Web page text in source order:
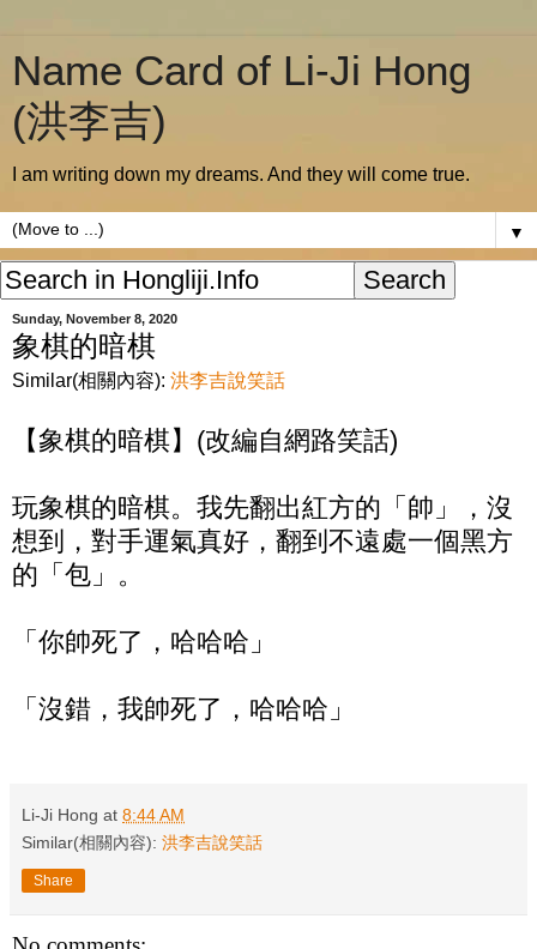
Name Card of Li-Ji Hong
(洪李吉)
I am writing down my dreams. And they will come true.
▼
Sunday, November 8, 2020
象棋的暗棋
Similar(相關內容): 洪李吉說笑話
【象棋的暗棋】(改編自網路笑話)
玩象棋的暗棋。我先翻出紅方的「帥」，沒
想到，對手運氣真好，翻到不遠處一個黑方
的「包」。
「你帥死了，哈哈哈」
「沒錯，我帥死了，哈哈哈」
Li-Ji Hong at 8:44 AM
Similar(相關內容): 洪李吉說笑話
Share